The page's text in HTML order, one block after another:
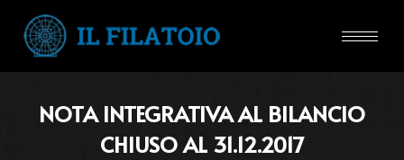
NOTA INTEGRATIVA AL BILANCIO
CHIUSO AL 31.12.2017